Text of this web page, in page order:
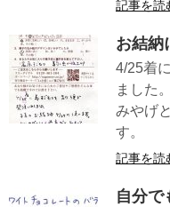
記事を読
お結納
4/25着
ました
みやげ
記事を読
自分で